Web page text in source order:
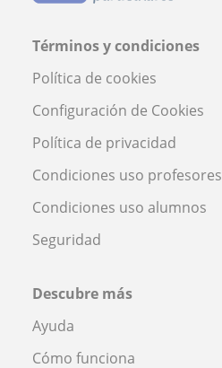
Términos y condiciones
Política de cookies
Configuración de Cookies
Política de privacidad
Condiciones uso profesores
Condiciones uso alumnos
Seguridad
Descubre más
Ayuda
Cómo funciona